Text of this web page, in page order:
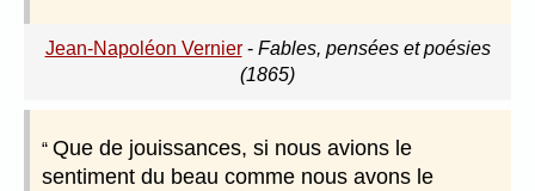
Jean-Napoléon Vernier- Fables, pensées et poésies
(1865)
Que de jouissances, si nous avions le
sentiment du beau comme nous avons le